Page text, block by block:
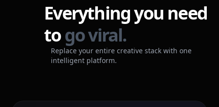
Everything you need
togo viral.
Replace your entire creative stack with one
intelligent platform.